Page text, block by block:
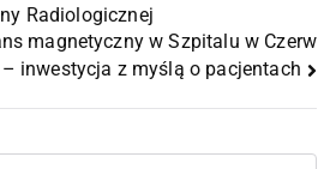
Radiologicznej
magnetyczny w Szpitalu w Czerw
– inwestycja z myślą o pacjentach